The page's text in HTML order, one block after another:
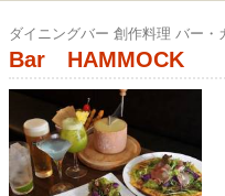
ダイニングバー 創作料理 バー・
Bar HAMMOCK